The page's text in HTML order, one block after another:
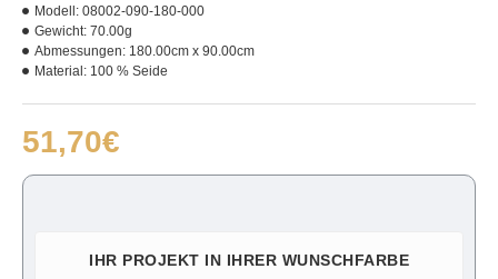
51,70€
Modell: 08002-090-180-000
Gewicht: 70.00g
Abmessungen: 180.00cm x 90.00cm
Material: 100 % Seide
IHR PROJEKT IN IHRER WUNSCHFARBE